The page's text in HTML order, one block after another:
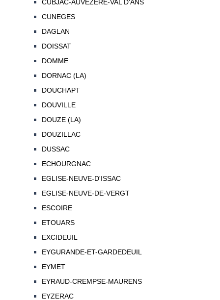
CUBJAC-AUVEZERE-VAL D'ANS
CUNEGES
DAGLAN
DOISSAT
DOMME
DORNAC (LA)
DOUCHAPT
DOUVILLE
DOUZE (LA)
DOUZILLAC
DUSSAC
ECHOURGNAC
EGLISE-NEUVE-D'ISSAC
EGLISE-NEUVE-DE-VERGT
ESCOIRE
ETOUARS
EXCIDEUIL
EYGURANDE-ET-GARDEDEUIL
EYMET
EYRAUD-CREMPSE-MAURENS
EYZERAC